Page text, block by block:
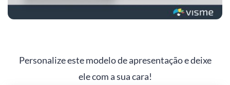
Personalize este modelo de apresentação e deixe
ele com a sua cara!